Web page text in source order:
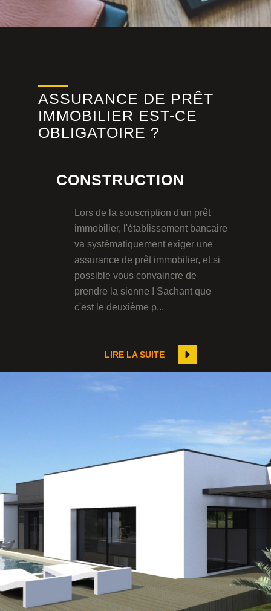
ASSURANCE DE PRÊT
IMMOBILIER EST-CE
OBLIGATOIRE ?
CONSTRUCTION
Lors de la souscription d'un prêt
immobilier, l'établissement bancaire
va systématiquement exiger une
assurance de prêt immobilier, et si
possible vous convaincre de
prendre la sienne ! Sachant que
c'est le deuxième p...
LIRE LA SUITE